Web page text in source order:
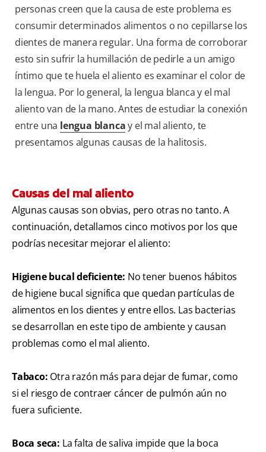
personas creen que la causa de este problema es
consumir determinados alimentos o no cepillarse los
dientes de manera regular. Una forma de corroborar
esto sin sufrir la humillación de pedirle a un amigo
íntimo que te huela el aliento es examinar el color de
la lengua. Por lo general, la lengua blanca y el mal
aliento van de la mano. Antes de estudiar la conexión
entre una lengua blancay el mal aliento, te
presentamos algunas causas de la halitosis.
Causas del mal aliento
Algunas causas son obvias, pero otras no tanto. A
continuación, detallamos cinco motivos por los que
podrías necesitar mejorar el aliento:
Higiene bucal deficiente: No tener buenos hábitos
de higiene bucal significa que quedan partículas de
alimentos en los dientes y entre ellos. Las bacterias
se desarrollan en este tipo de ambiente y causan
problemas como el mal aliento.
Tabaco: Otra razón más para dejar de fumar, como
si el riesgo de contraer cáncer de pulmón aún no
fuera suficiente.
Boca seca: La falta de saliva impide que la boca